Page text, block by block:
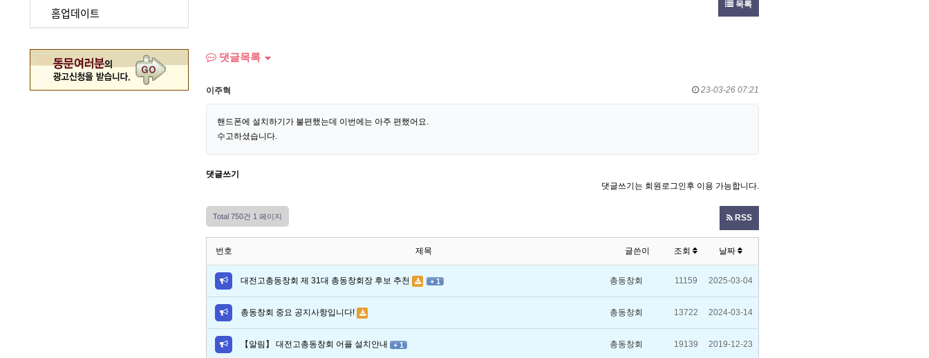
홈업데이트
목록
댓글목록
이주혁 23-03-26 07:21
핸드폰에 설치하기가 불편했는데 이번에는 아주 편했어요.
수고하셨습니다.
댓글쓰기
댓글쓰기는 회원로그인후 이용 가능합니다.
Total 750건 1 페이지 RSS
번호 제목 글쓴이 조회 날짜
대전고총동창회 제 31대 총동창회장 후보 추천 + 1 총동창회 11159 2025-03-04
총동창회 중요 공지사항입니다! 총동창회 13722 2024-03-14
【알림】 대전고총동창회 어플 설치안내 + 1 총동창회 19139 2019-12-23